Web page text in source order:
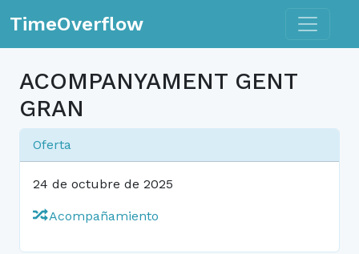
TimeOverflow Toggle
ACOMPANYAMENT GENT
GRAN
Oferta
24 de octubre de 2025
Acompañamiento